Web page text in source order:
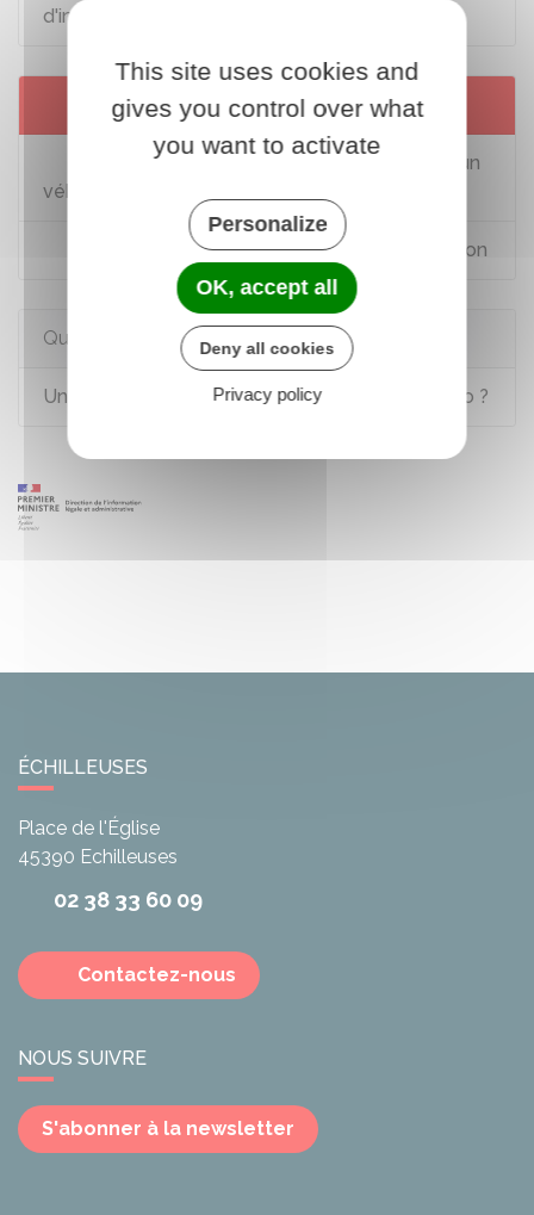
d'immatriculation des véhicules
Services en ligne et formulaires
Demande de certificat d'immatriculation d'un
véhicule
Calculer le coût du certificat d'immatriculation
Questions ? Réponses !
Une caravane doit-elle avoir une assurance auto ?
ÉCHILLEUSES
Place de l'Église
45390 Echilleuses
02 38 33 60 09
Contactez-nous
NOUS SUIVRE
S'abonner à la newsletter
This site uses cookies and
gives you control over what
you want to activate
Personalize
OK, accept all
Deny all cookies
Privacy policy